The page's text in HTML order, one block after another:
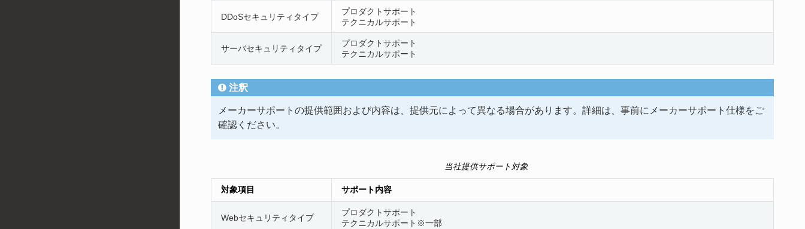
DDoSセキュリティタイプ
プロダクトサポート
テクニカルサポート
サーバセキュリティタイプ
プロダクトサポート
テクニカルサポート
注釈
メーカーサポートの提供範囲および内容は、提供元によって異なる場合があります。詳細は、事前にメーカーサポート仕様をご
確認ください。
当社提供サポート対象
対象項目 サポート内容
Webセキュリティタイプ
プロダクトサポート
テクニカルサポート※一部